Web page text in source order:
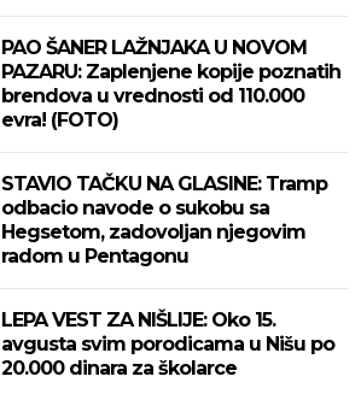
PAO ŠANER LAŽNJAKA U NOVOM
PAZARU: Zaplenjene kopije poznatih
brendova u vrednosti od 110.000
evra! (FOTO)
STAVIO TAČKU NA GLASINE: Tramp
odbacio navode o sukobu sa
Hegsetom, zadovoljan njegovim
radom u Pentagonu
LEPA VEST ZA NIŠLIJE: Oko 15.
avgusta svim porodicama u Nišu po
20.000 dinara za školarce